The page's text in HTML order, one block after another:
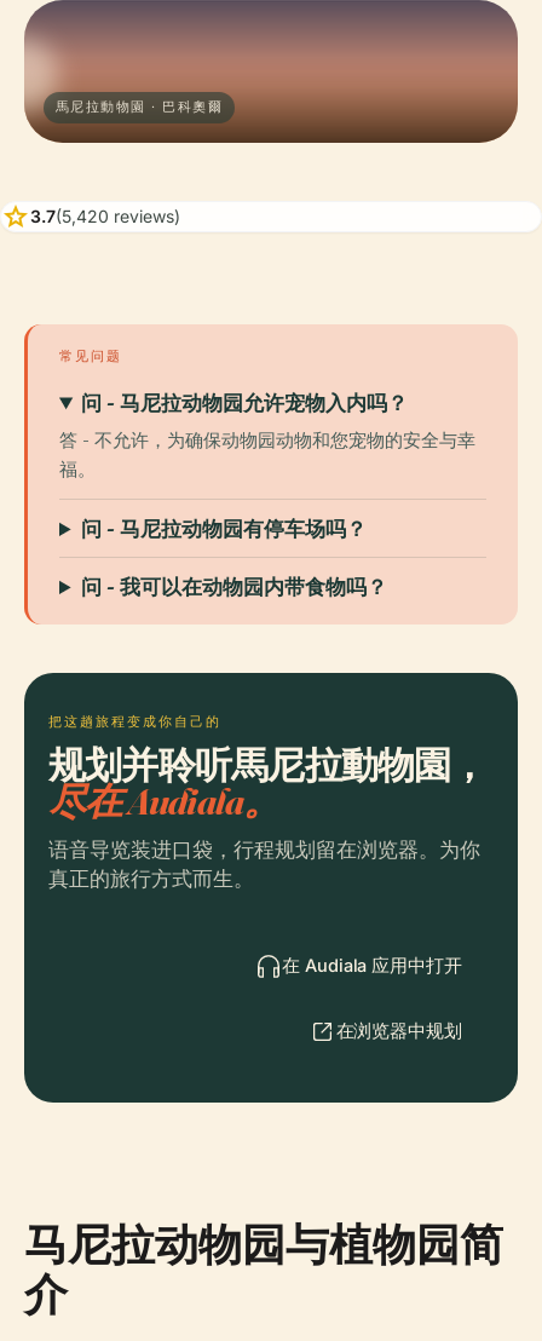
馬尼拉動物園 · 巴科奧爾
star3.7(5,420 reviews)
常见问题
问 - 马尼拉动物园允许宠物入内吗？
答 - 不允许，为确保动物园动物和您宠物的安全与幸
福。
问 - 马尼拉动物园有停车场吗？
问 - 我可以在动物园内带食物吗？
把这趟旅程变成你自己的
规划并聆听馬尼拉動物園，
尽在 Audiala。
语音导览装进口袋，行程规划留在浏览器。为你
真正的旅行方式而生。
在 Audiala 应用中打开
在浏览器中规划
马尼拉动物园与植物园简
介